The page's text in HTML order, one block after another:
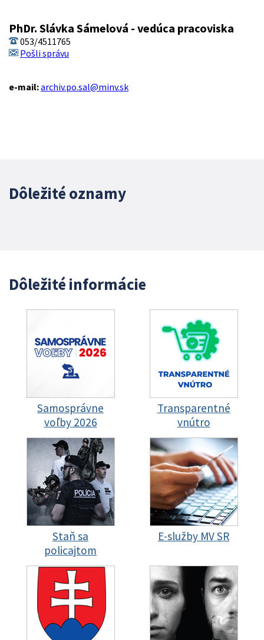
PhDr. Slávka Sámelová - vedúca pracoviska
053/4511765
Pošli správu
e-mail:archiv.po.sal@minv.sk
Dôležité oznamy
Dôležité informácie
Samosprávne
voľby 2026
Transparentné
vnútro
Staň sa
policajtom
E-služby MV SR